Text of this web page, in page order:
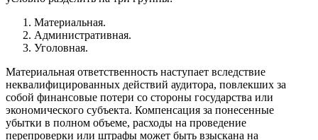
Материальная.
Административная.
Уголовная.
Материальная ответственность наступает вследствие
неквалифицированных действий аудитора, повлекших за
собой финансовые потери со стороны государства или
экономического субъекта. Компенсация за понесенные
убытки в полном объеме, расходы на проведение
перепроверки или штрафы может быть взыскана на